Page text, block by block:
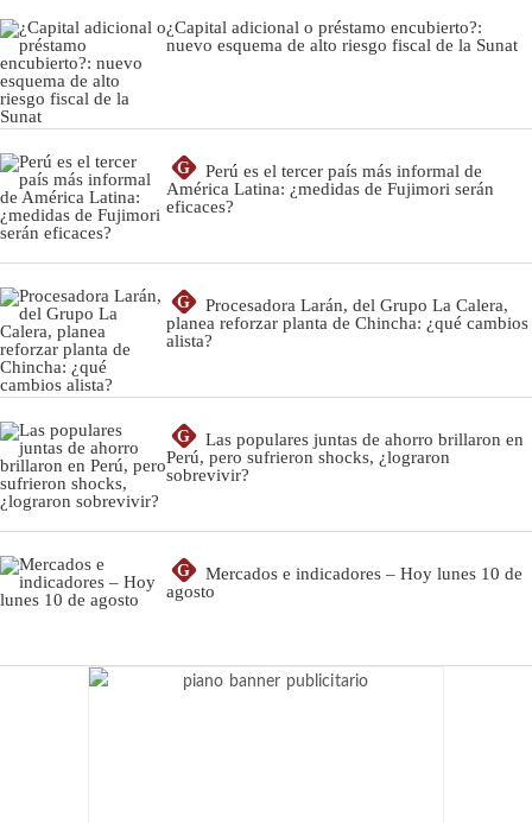
¿Capital adicional o préstamo encubierto?:
nuevo esquema de alto riesgo fiscal de la Sunat
G
Perú es el tercer país más informal de
América Latina: ¿medidas de Fujimori serán
eficaces?
G
Procesadora Larán, del Grupo La Calera,
planea reforzar planta de Chincha: ¿qué cambios
alista?
G
Las populares juntas de ahorro brillaron en
Perú, pero sufrieron shocks, ¿lograron
sobrevivir?
G
Mercados e indicadores – Hoy lunes 10 de
agosto